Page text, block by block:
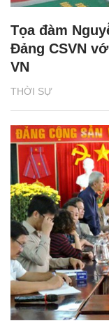
THỜI SỰ
Tọa đàm
Đảng CSVN
VN